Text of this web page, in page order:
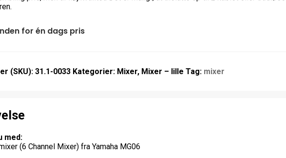
for én dags pris
(SKU):31.1-0033 Kategorier: Mixer, Mixer – lille Tag: mixer
med:
(6 Channel Mixer) fra Yamaha MG06